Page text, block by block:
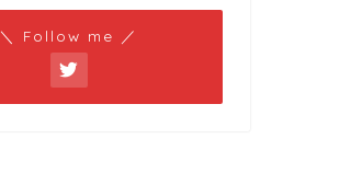
＼ Follow me ／